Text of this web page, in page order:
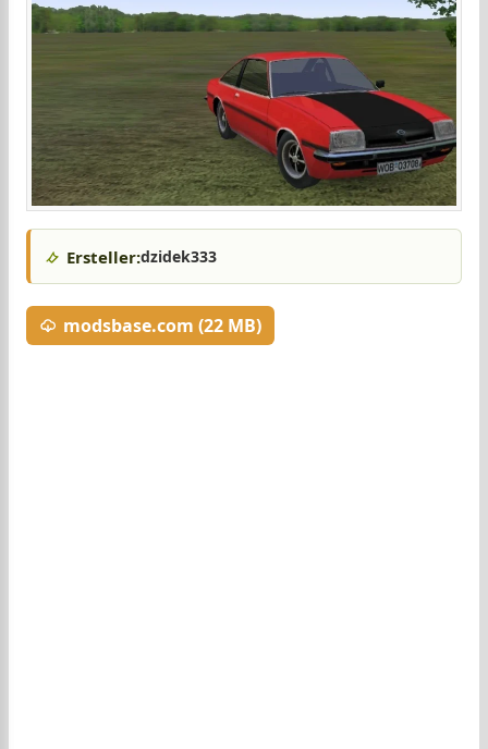
Ersteller:dzidek333
modsbase.com (22 MB)